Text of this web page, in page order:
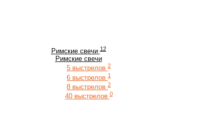
Римские свечи 12
Римские свечи
5 выстрелов 2
6 выстрелов 1
8 выстрелов 2
40 выстрелов 0